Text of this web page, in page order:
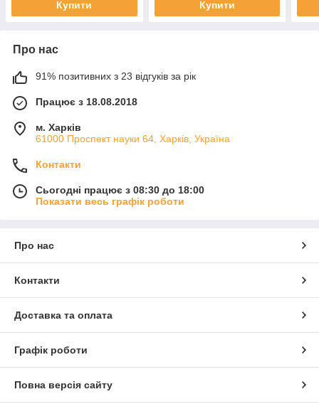
Купити Купити
Про нас
91% позитивних з 23 відгуків за рік
Працює з 18.08.2018
м. Харків
61000 Проспект науки 64, Харків, Україна
Контакти
Сьогодні працює з 08:30 до 18:00
Показати весь графік роботи
Про нас
Контакти
Доставка та оплата
Графік роботи
Повна версія сайту